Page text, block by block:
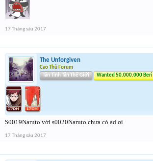
17 Tháng sáu 2017
The Unforgiven
Cao Thủ Forum
Tân Tinh Tân Thế Giới
Wanted 50.000.000 Beri
S0019Naruto với s0020Naruto chưa có ad ơi
17 Tháng sáu 2017